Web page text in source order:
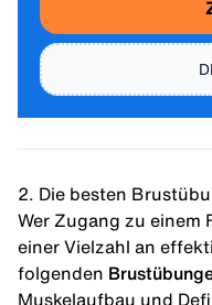
2. Die besten
Wer Zugang zu einem
einer Vielzahl an
folgenden
Muskelaufbau und